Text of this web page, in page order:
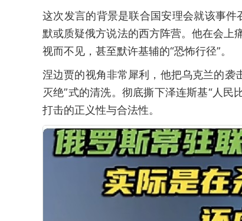
这次发言的背景是联合国安理会就该事
默或质疑俄方说法的西方阵营。他在会上
视而不见，甚至默许基辅的“恐怖行径”。
涅边贾的视角非常犀利，他把乌克兰的袭
灭绝”式的清洗。彻底撕下泽连斯基“人
打击的正义性与合法性。